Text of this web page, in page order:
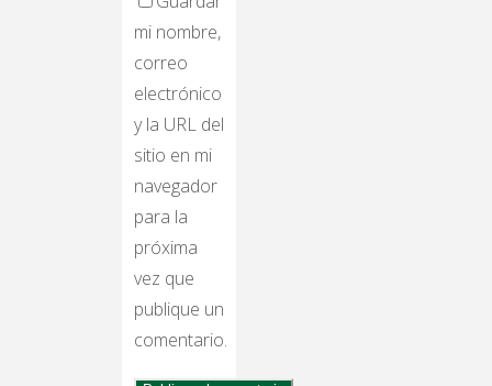
mi nombre,
correo
electrónico
y la URL del
sitio en mi
navegador
para la
próxima
vez que
publique un
comentario.